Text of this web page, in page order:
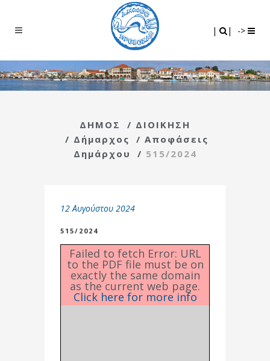
| | ->
ΔΗΜΟΣ / ΔΙΟΙΚΗΣΗ
/ Δήμαρχος / Αποφάσεις
Δημάρχου
/ 515/2024
12 Αυγούστου 2024
515/2024
Failed to fetch Error: URL
to the PDF file must be on
exactly the same domain
as the current web page.
Click here for more info